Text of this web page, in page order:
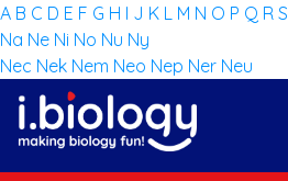
A B C D E F G H I J K L M N O P Q R S
Na Ne Ni No Nu Ny
Nec Nek Nem Neo Nep Ner Neu